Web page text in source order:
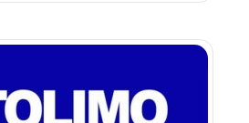
مهر
۱
شهریور